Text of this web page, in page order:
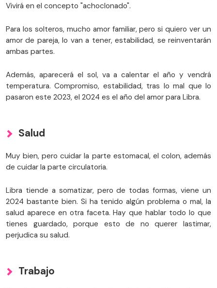
Vivirá en el concepto "achoclonado".
Para los solteros, mucho amor familiar, pero si quiero ver un
amor de pareja, lo van a tener, estabilidad, se reinventarán
ambas partes.
Además, aparecerá el sol, va a calentar el año y vendrá
temperatura. Compromiso, estabilidad, tras lo mal que lo
pasaron este 2023, el 2024 es el año del amor para Libra.
Salud
Muy bien, pero cuidar la parte estomacal, el colon, además
de cuidar la parte circulatoria.
Libra tiende a somatizar, pero de todas formas, viene un
2024 bastante bien. Si ha tenido algún problema o mal, la
salud aparece en otra faceta. Hay que hablar todo lo que
tienes guardado, porque esto de no querer lastimar,
perjudica su salud.
Trabajo